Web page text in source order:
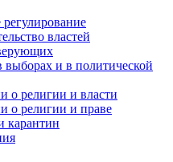
властей
выборах и в политической
о религии и власти
о религии и праве
карантин